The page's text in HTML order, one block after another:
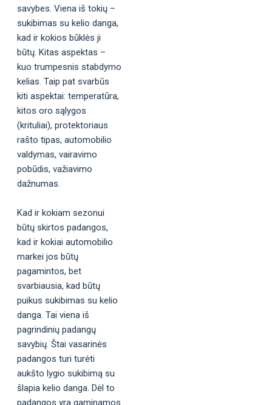
savybes. Viena iš tokių –
sukibimas su kelio danga,
kad ir kokios būklės ji
būtų. Kitas aspektas –
kuo trumpesnis stabdymo
kelias. Taip pat svarbūs
kiti aspektai: temperatūra,
kitos oro sąlygos
(krituliai), protektoriaus
rašto tipas, automobilio
valdymas, vairavimo
pobūdis, važiavimo
dažnumas.
Kad ir kokiam sezonui
būtų skirtos padangos,
kad ir kokiai automobilio
markei jos būtų
pagamintos, bet
svarbiausia, kad būtų
puikus sukibimas su kelio
danga. Tai viena iš
pagrindinių padangų
savybių. Štai vasarinės
padangos turi turėti
aukšto lygio sukibimą su
šlapia kelio danga. Dėl to
padangos yra gaminamos